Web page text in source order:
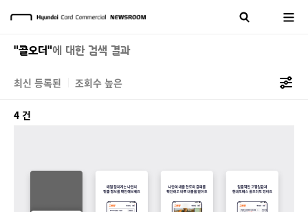
"콜오더"에 대한 검색 결과
최신 등록된 조회수 높은
4 건